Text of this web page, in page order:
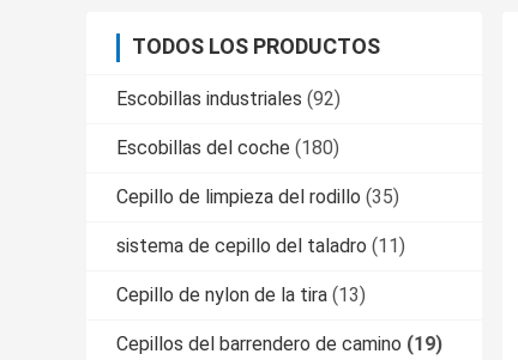
TODOS LOS PRODUCTOS
Escobillas industriales (92)
Escobillas del coche (180)
Cepillo de limpieza del rodillo (35)
sistema de cepillo del taladro (11)
Cepillo de nylon de la tira (13)
Cepillos del barrendero de camino (19)